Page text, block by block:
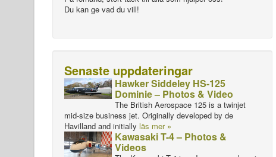
Du kan ge vad du vill!
Senaste uppdateringar
Hawker Siddeley HS-125
Dominie – Photos & Video
The British Aerospace 125 is a twinjet
mid-size business jet. Originally developed by de
Havilland and initially läs mer »
Kawasaki T-4 – Photos &
Videos